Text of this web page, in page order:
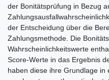
der Bonitätsprüfung in Bezug
der Entscheidung über die
Zahlungsmethode. Die
Wahrscheinlichkeitswerte
Score-Werte in das Ergebnis
haben diese ihre Grundlage in